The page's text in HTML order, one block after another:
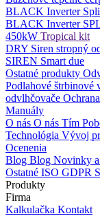
BLACK Inverter
BLACK Inverter
450kW Tropical kit
DRY Siren stropný
SIREN Smart due
Ostatné produkty
Podlahové štrbinové
odvlhčovače
Manuály
O nás O nás Tím
Technológia Vývoj
Ocenenia
Blog Blog Novinky
Ostatné ISO GDPR
Produkty
Firma
Kalkulačka Kontakt